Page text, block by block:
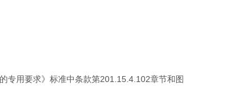
专用要求》标准中条款第201.15.4.102章节和图